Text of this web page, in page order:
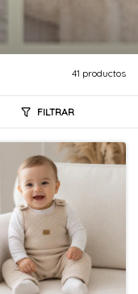
41 productos
FILTRAR